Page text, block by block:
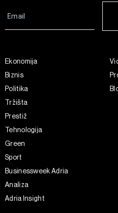
Ekonomija
Biznis
Politika
Tržišta
Prestiž
Tehnologija
Green
Sport
Businessweek Adria
Analiza
Adria Insight